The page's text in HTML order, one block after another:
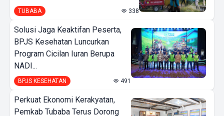
TUBABA 338
Solusi Jaga Keaktifan Peserta,
BPJS Kesehatan Luncurkan
Program Cicilan Iuran Berupa
NADI...
BPJS KESEHATAN 491
Perkuat Ekonomi Kerakyatan,
Pemkab Tubaba Terus Dorong